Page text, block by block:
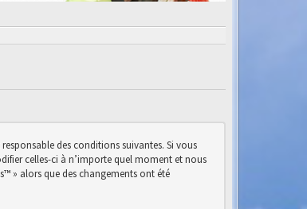
des conditions suivantes. Si vous
celles-ci à n’importe quel moment et nous
» alors que des changements ont été